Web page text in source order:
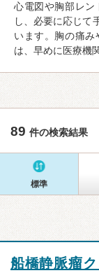
心電図や胸部レン
し、必要に応じて
います。胸の痛
は、早めに医療機
89 件の検索結果
標準
船橋静脈瘤